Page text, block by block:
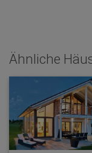
Ähnliche